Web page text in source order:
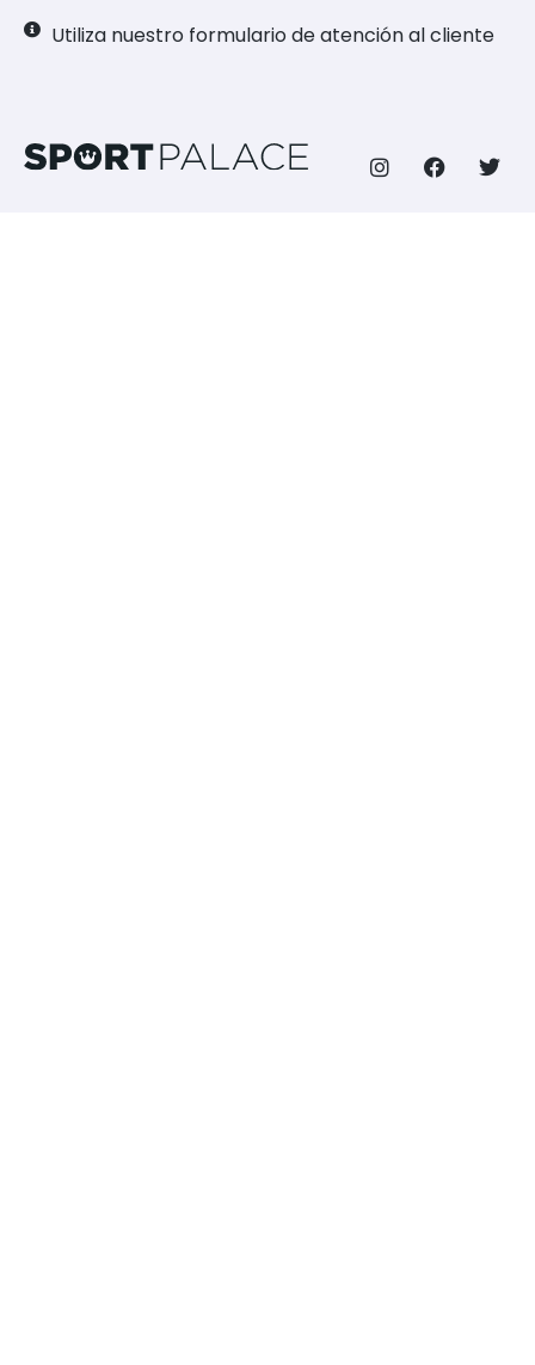
Utiliza nuestro formulario de atención al cliente